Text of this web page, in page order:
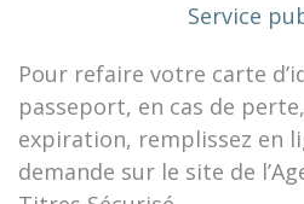
Service
Pour refaire votre carte
passeport, en cas de
expiration, remplissez en
demande sur le site de